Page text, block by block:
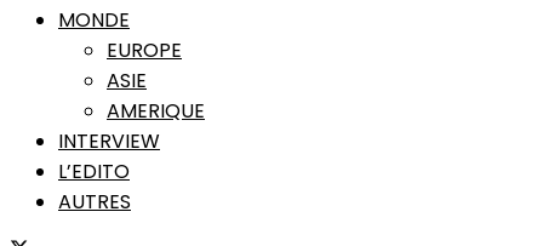
MONDE
EUROPE
ASIE
AMERIQUE
INTERVIEW
L’EDITO
AUTRES